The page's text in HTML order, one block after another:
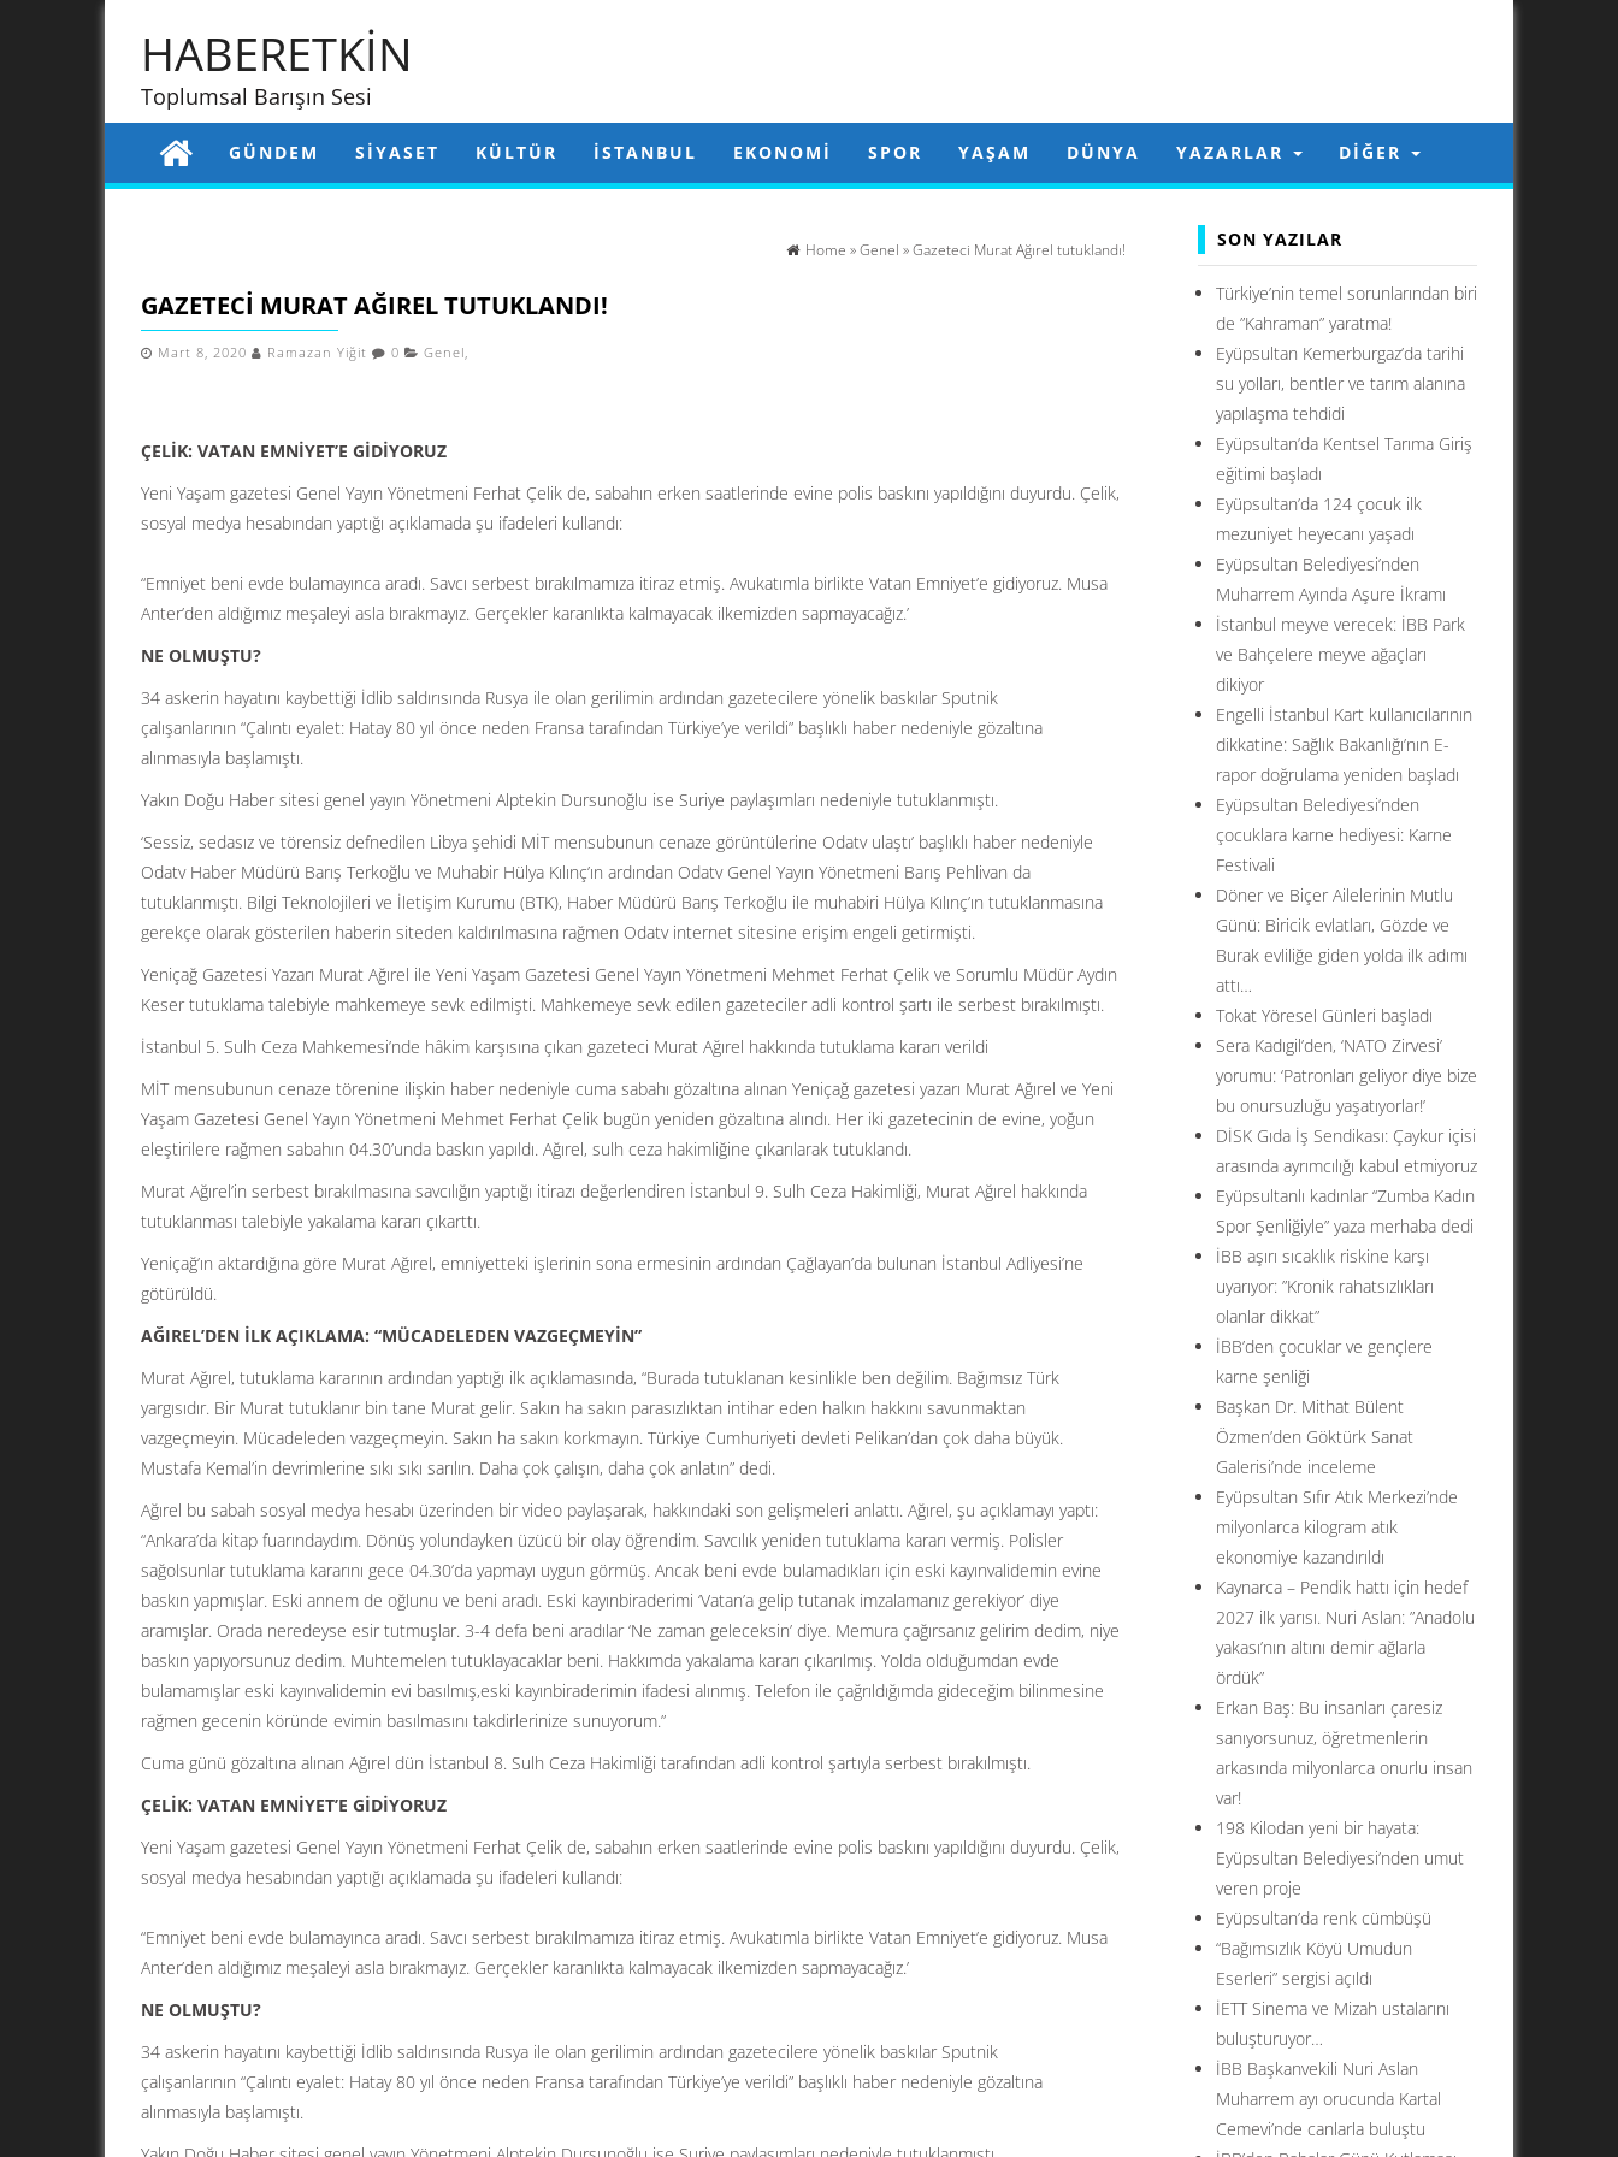
HABERETKİN
Toplumsal Barışın Sesi
GÜNDEM SIYASET KÜLTÜR İSTANBUL EKONOMI SPOR YAŞAM DÜNYA YAZARLAR DIĞER
Home »Genel » Gazeteci Murat Ağırel tutuklandı!
GAZETECI MURAT AĞIREL TUTUKLANDI!
Mart 8, 2020 Ramazan Yiğit 0 Genel,
ÇELİK: VATAN EMNİYET’E GİDİYORUZ
Yeni Yaşam gazetesi Genel Yayın Yönetmeni Ferhat Çelik de, sabahın erken saatlerinde evine polis baskını yapıldığını duyurdu. Çelik,
sosyal medya hesabından yaptığı açıklamada şu ifadeleri kullandı:
“Emniyet beni evde bulamayınca aradı. Savcı serbest bırakılmamıza itiraz etmiş. Avukatımla birlikte Vatan Emniyet’e gidiyoruz. Musa
Anter’den aldığımız meşaleyi asla bırakmayız. Gerçekler karanlıkta kalmayacak ilkemizden sapmayacağız.’
NE OLMUŞTU?
34 askerin hayatını kaybettiği İdlib saldırısında Rusya ile olan gerilimin ardından gazetecilere yönelik baskılar Sputnik
çalışanlarının “Çalıntı eyalet: Hatay 80 yıl önce neden Fransa tarafından Türkiye’ye verildi” başlıklı haber nedeniyle gözaltına
alınmasıyla başlamıştı.
Yakın Doğu Haber sitesi genel yayın Yönetmeni Alptekin Dursunoğlu ise Suriye paylaşımları nedeniyle tutuklanmıştı.
‘Sessiz, sedasız ve törensiz defnedilen Libya şehidi MİT mensubunun cenaze görüntülerine Odatv ulaştı’ başlıklı haber nedeniyle
Odatv Haber Müdürü Barış Terkoğlu ve Muhabir Hülya Kılınç’ın ardından Odatv Genel Yayın Yönetmeni Barış Pehlivan da
tutuklanmıştı. Bilgi Teknolojileri ve İletişim Kurumu (BTK), Haber Müdürü Barış Terkoğlu ile muhabiri Hülya Kılınç’ın tutuklanmasına
gerekçe olarak gösterilen haberin siteden kaldırılmasına rağmen Odatv internet sitesine erişim engeli getirmişti.
Yeniçağ Gazetesi Yazarı Murat Ağırel ile Yeni Yaşam Gazetesi Genel Yayın Yönetmeni Mehmet Ferhat Çelik ve Sorumlu Müdür Aydın
Keser tutuklama talebiyle mahkemeye sevk edilmişti. Mahkemeye sevk edilen gazeteciler adli kontrol şartı ile serbest bırakılmıştı.
İstanbul 5. Sulh Ceza Mahkemesi’nde hâkim karşısına çıkan gazeteci Murat Ağırel hakkında tutuklama kararı verildi
MİT mensubunun cenaze törenine ilişkin haber nedeniyle cuma sabahı gözaltına alınan Yeniçağ gazetesi yazarı Murat Ağırel ve Yeni
Yaşam Gazetesi Genel Yayın Yönetmeni Mehmet Ferhat Çelik bugün yeniden gözaltına alındı. Her iki gazetecinin de evine, yoğun
eleştirilere rağmen sabahın 04.30’unda baskın yapıldı. Ağırel, sulh ceza hakimliğine çıkarılarak tutuklandı.
Murat Ağırel’in serbest bırakılmasına savcılığın yaptığı itirazı değerlendiren İstanbul 9. Sulh Ceza Hakimliği, Murat Ağırel hakkında
tutuklanması talebiyle yakalama kararı çıkarttı.
Yeniçağ’ın aktardığına göre Murat Ağırel, emniyetteki işlerinin sona ermesinin ardından Çağlayan’da bulunan İstanbul Adliyesi’ne
götürüldü.
AĞIREL’DEN İLK AÇIKLAMA: “MÜCADELEDEN VAZGEÇMEYİN”
Murat Ağırel, tutuklama kararının ardından yaptığı ilk açıklamasında, “Burada tutuklanan kesinlikle ben değilim. Bağımsız Türk
yargısıdır. Bir Murat tutuklanır bin tane Murat gelir. Sakın ha sakın parasızlıktan intihar eden halkın hakkını savunmaktan
vazgeçmeyin. Mücadeleden vazgeçmeyin. Sakın ha sakın korkmayın. Türkiye Cumhuriyeti devleti Pelikan’dan çok daha büyük.
Mustafa Kemal’in devrimlerine sıkı sıkı sarılın. Daha çok çalışın, daha çok anlatın” dedi.
Ağırel bu sabah sosyal medya hesabı üzerinden bir video paylaşarak, hakkındaki son gelişmeleri anlattı. Ağırel, şu açıklamayı yaptı:
“Ankara’da kitap fuarındaydım. Dönüş yolundayken üzücü bir olay öğrendim. Savcılık yeniden tutuklama kararı vermiş. Polisler
sağolsunlar tutuklama kararını gece 04.30’da yapmayı uygun görmüş. Ancak beni evde bulamadıkları için eski kayınvalidemin evine
baskın yapmışlar. Eski annem de oğlunu ve beni aradı. Eski kayınbiraderimi ‘Vatan’a gelip tutanak imzalamanız gerekiyor’ diye
aramışlar. Orada neredeyse esir tutmuşlar. 3-4 defa beni aradılar ‘Ne zaman geleceksin’ diye. Memura çağırsanız gelirim dedim, niye
baskın yapıyorsunuz dedim. Muhtemelen tutuklayacaklar beni. Hakkımda yakalama kararı çıkarılmış. Yolda olduğumdan evde
bulamamışlar eski kayınvalidemin evi basılmış,eski kayınbiraderimin ifadesi alınmış. Telefon ile çağrıldığımda gideceğim bilinmesine
rağmen gecenin köründe evimin basılmasını takdirlerinize sunuyorum.”
Cuma günü gözaltına alınan Ağırel dün İstanbul 8. Sulh Ceza Hakimliği tarafından adli kontrol şartıyla serbest bırakılmıştı.
ÇELİK: VATAN EMNİYET’E GİDİYORUZ
Yeni Yaşam gazetesi Genel Yayın Yönetmeni Ferhat Çelik de, sabahın erken saatlerinde evine polis baskını yapıldığını duyurdu. Çelik,
sosyal medya hesabından yaptığı açıklamada şu ifadeleri kullandı:
“Emniyet beni evde bulamayınca aradı. Savcı serbest bırakılmamıza itiraz etmiş. Avukatımla birlikte Vatan Emniyet’e gidiyoruz. Musa
Anter’den aldığımız meşaleyi asla bırakmayız. Gerçekler karanlıkta kalmayacak ilkemizden sapmayacağız.’
NE OLMUŞTU?
34 askerin hayatını kaybettiği İdlib saldırısında Rusya ile olan gerilimin ardından gazetecilere yönelik baskılar Sputnik
çalışanlarının “Çalıntı eyalet: Hatay 80 yıl önce neden Fransa tarafından Türkiye’ye verildi” başlıklı haber nedeniyle gözaltına
alınmasıyla başlamıştı.
SON YAZILAR
Türkiye’nin temel sorunlarından biri
de ”Kahraman” yaratma!
Eyüpsultan Kemerburgaz’da tarihi
su yolları, bentler ve tarım alanına
yapılaşma tehdidi
Eyüpsultan’da Kentsel Tarıma Giriş
eğitimi başladı
Eyüpsultan’da 124 çocuk ilk
mezuniyet heyecanı yaşadı
Eyüpsultan Belediyesi’nden
Muharrem Ayında Aşure İkramı
İstanbul meyve verecek: İBB Park
ve Bahçelere meyve ağaçları
dikiyor
Engelli İstanbul Kart kullanıcılarının
dikkatine: Sağlık Bakanlığı’nın E-
rapor doğrulama yeniden başladı
Eyüpsultan Belediyesi’nden
çocuklara karne hediyesi: Karne
Festivali
Döner ve Biçer Ailelerinin Mutlu
Günü: Biricik evlatları, Gözde ve
Burak evliliğe giden yolda ilk adımı
attı…
Tokat Yöresel Günleri başladı
Sera Kadıgil’den, ‘NATO Zirvesi’
yorumu: ‘Patronları geliyor diye bize
bu onursuzluğu yaşatıyorlar!’
DİSK Gıda İş Sendikası: Çaykur içisi
arasında ayrımcılığı kabul etmiyoruz
Eyüpsultanlı kadınlar “Zumba Kadın
Spor Şenliğiyle” yaza merhaba dedi
İBB aşırı sıcaklık riskine karşı
uyarıyor: ”Kronik rahatsızlıkları
olanlar dikkat”
İBB’den çocuklar ve gençlere
karne şenliği
Başkan Dr. Mithat Bülent
Özmen’den Göktürk Sanat
Galerisi’nde inceleme
Eyüpsultan Sıfır Atık Merkezi’nde
milyonlarca kilogram atık
ekonomiye kazandırıldı
Kaynarca – Pendik hattı için hedef
2027 ilk yarısı. Nuri Aslan: ”Anadolu
yakası’nın altını demir ağlarla
ördük”
Erkan Baş: Bu insanları çaresiz
sanıyorsunuz, öğretmenlerin
arkasında milyonlarca onurlu insan
var!
198 Kilodan yeni bir hayata:
Eyüpsultan Belediyesi’nden umut
veren proje
Eyüpsultan’da renk cümbüşü
“Bağımsızlık Köyü Umudun
Eserleri” sergisi açıldı
İETT Sinema ve Mizah ustalarını
buluşturuyor…
İBB Başkanvekili Nuri Aslan
Muharrem ayı orucunda Kartal
Cemevi’nde canlarla buluştu